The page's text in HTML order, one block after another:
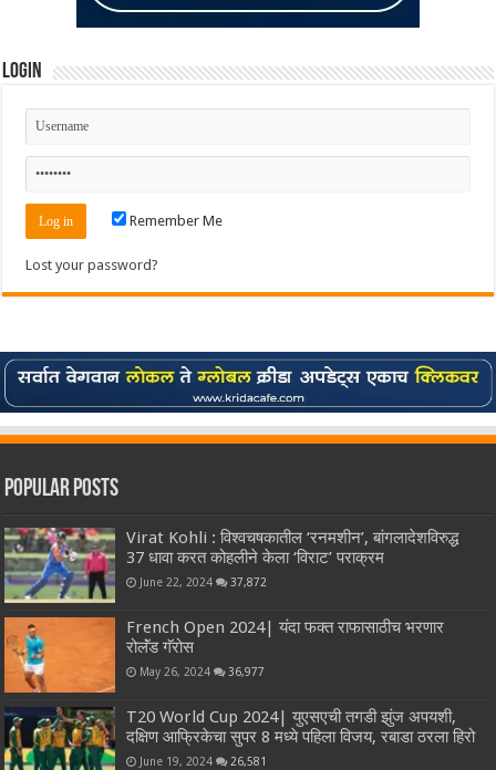
Login
Remember Me
Lost your password?
Popular Posts
Virat Kohli : विश्वचषकातील ‘रनमशीन’, बांगलादेशविरुद्ध
37 धावा करत कोहलीने केला ‘विराट’ पराक्रम
June 22, 2024 37,872
French Open 2024| यंदा फक्त राफासाठीच भरणार
रोलॅंड गॅरोस
May 26, 2024 36,977
T20 World Cup 2024| युएसएची तगडी झुंज अपयशी,
दक्षिण आफ्रिकेचा सुपर 8 मध्ये पहिला विजय, रबाडा ठरला हिरो
June 19, 2024 26,581